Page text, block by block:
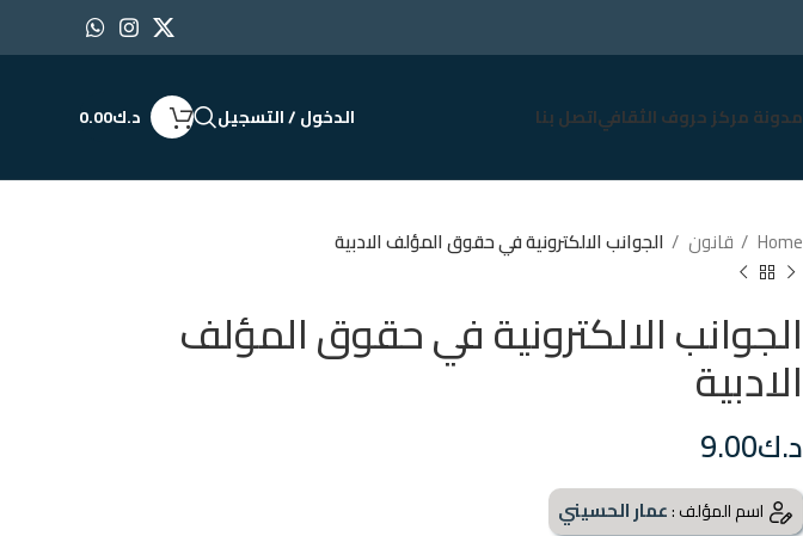
مدونة مركز حروف الثقافياتصل بنا الدخول / التسجيل د.ك0.00
Home قانون الجوانب الالكترونية في حقوق المؤلف الادبية
الجوانب الالكترونية في حقوق المؤلف
الادبية
د.ك9.00
اسم المؤلف :عمار الحسيني